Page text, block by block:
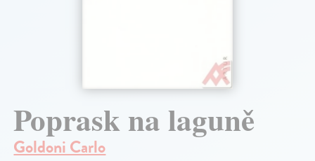
Poprask na laguně
Goldoni Carlo